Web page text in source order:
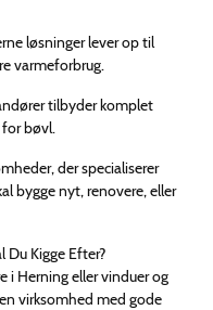
løsninger lever op til
varmeforbrug.
tilbyder komplet
bøvl.
der specialiserer
bygge nyt, renovere, eller
Du Kigge Efter?
i Herning eller vinduer og
virksomhed med gode